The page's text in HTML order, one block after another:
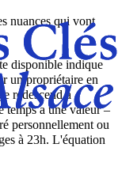
nuances qui vont
disponible indique
un propriétaire en
redescend à
temps a une valeur –
personnellement ou
à 23h. L'équation